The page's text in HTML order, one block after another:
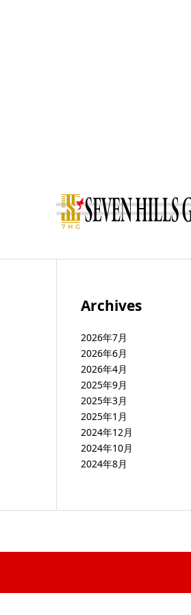
Archives
2026年7月
2026年6月
2026年4月
2025年9月
2025年3月
2025年1月
2024年12月
2024年10月
2024年8月